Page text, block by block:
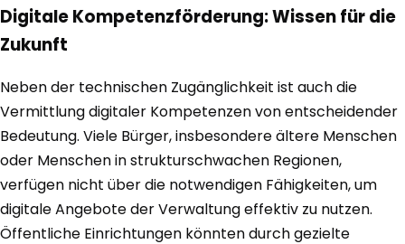
Digitale Kompetenzförderung: Wissen für die
Zukunft
Neben der technischen Zugänglichkeit ist auch die
Vermittlung digitaler Kompetenzen von entscheidender
Bedeutung. Viele Bürger, insbesondere ältere Menschen
oder Menschen in strukturschwachen Regionen,
verfügen nicht über die notwendigen Fähigkeiten, um
digitale Angebote der Verwaltung effektiv zu nutzen.
Öffentliche Einrichtungen könnten durch gezielte